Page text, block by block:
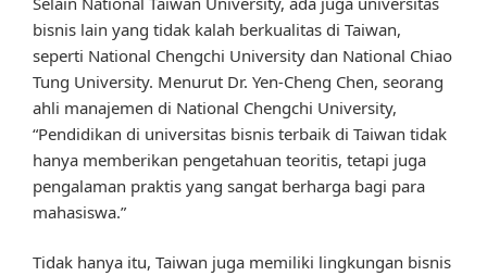
bisnis lain yang tidak kalah berkualitas di Taiwan,
seperti National Chengchi University dan National Chiao
Tung University. Menurut Dr. Yen-Cheng Chen, seorang
ahli manajemen di National Chengchi University,
“Pendidikan di universitas bisnis terbaik di Taiwan tidak
hanya memberikan pengetahuan teoritis, tetapi juga
pengalaman praktis yang sangat berharga bagi para
mahasiswa.”
Tidak hanya itu, Taiwan juga memiliki lingkungan bisnis